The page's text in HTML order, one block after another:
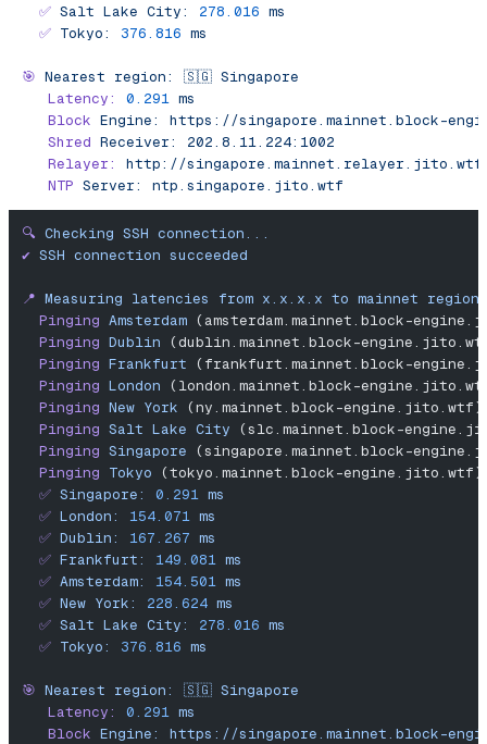
  ✅
Salt Lake City: 278.016 ms
  ✅
Tokyo: 376.816 ms
🎯 Nearest region: 🇸🇬 Singapore
   Latency:
0.291 ms
   Block
Engine:
https://singapore.mainnet.block-
   Shred
Receiver:
202.8.11.224:1002
   Relayer:
http://
   NTP
Server: ntp.singapore.jito.wtf
🔍 Checking SSH connection...
✔︎ SSH connection succeeded
📍 Measuring latencies from x.x.x.x to mainnet
  Pinging
Amsterdam (amsterdam.mainnet.block-
  Pinging
Dublin (dublin.mainnet.block-
  Pinging
Frankfurt (frankfurt.mainnet.block-
  Pinging
London (london.mainnet.block-
  Pinging
New York (ny.mainnet.block-
  Pinging
Salt Lake City (slc.mainnet.block-
  Pinging
Singapore (singapore.mainnet.block-
  Pinging
Tokyo (tokyo.mainnet.block-
  ✅
Singapore: 0.291 ms
  ✅
London: 154.071 ms
  ✅
Dublin: 167.267 ms
  ✅
Frankfurt: 149.081 ms
  ✅
Amsterdam: 154.501 ms
  ✅
New York: 228.624 ms
  ✅
Salt Lake City: 278.016 ms
  ✅
Tokyo: 376.816 ms
🎯 Nearest region: 🇸🇬 Singapore
   Latency:
0.291 ms
   Block
Engine:
https://singapore.mainnet.block-